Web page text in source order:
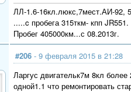
ЛЛ-1.6-16кл.люкс,7мест.АИ-92,
.....c пробега 315ткм- кпп JR551.
Пробег 405000км...с 08.2013г.
#206 - 9 февраля 2015 в 21:28
Ларгус двигательк7м 8кл более
одной1.1 что ремонтировать